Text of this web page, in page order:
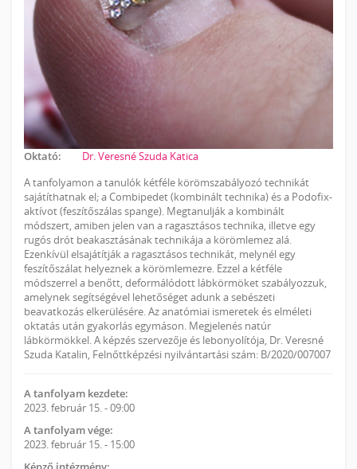
Oktató:
Dr. Veresné Szuda Katica
A tanfolyamon a tanulók kétféle körömszabályozó technikát
sajátíthatnak el; a Combipedet (kombinált technika) és a Podofix-
aktívot (feszítőszálas spange). Megtanulják a kombinált
módszert, amiben jelen van a ragasztásos technika, illetve egy
rugós drót beakasztásának technikája a körömlemez alá.
Ezenkívül elsajátítják a ragasztásos technikát, melynél egy
feszítőszálat helyeznek a körömlemezre. Ezzel a kétféle
módszerrel a benőtt, deformálódott lábkörmöket szabályozzuk,
amelynek segítségével lehetőséget adunk a sebészeti
beavatkozás elkerülésére. Az anatómiai ismeretek és elméleti
oktatás után gyakorlás egymáson. Megjelenés natúr
lábkörmökkel. A képzés szervezője és lebonyolítója, Dr. Veresné
Szuda Katalin, Felnőttképzési nyilvántartási szám: B/2020/007007
A tanfolyam kezdete:
2023. február 15. - 09:00
A tanfolyam vége:
2023. február 15. - 15:00